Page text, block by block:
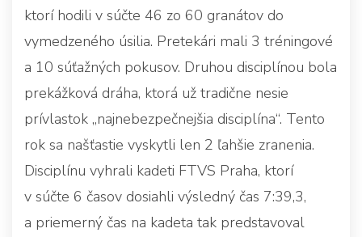
ktorí hodili v súčte 46 zo 60 granátov do
vymedzeného úsilia. Pretekári mali 3 tréningové
a 10 súťažných pokusov. Druhou disciplínou bola
prekážková dráha, ktorá už tradične nesie
prívlastok „najnebezpečnejšia disciplína“. Tento
rok sa našťastie vyskytli len 2 ľahšie zranenia.
Disciplínu vyhrali kadeti FTVS Praha, ktorí
v súčte 6 časov dosiahli výsledný čas 7:39,3,
a priemerný čas na kadeta tak predstavoval